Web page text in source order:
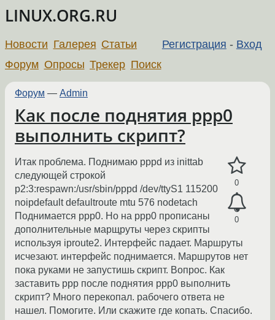
LINUX.ORG.RU
Регистрация - Вход
Новости Галерея Статьи
Форум Опросы Трекер Поиск
Форум — Admin
Как после поднятия ppp0
выполнить скрипт?
0
0
Итак проблема. Поднимаю pppd из inittab
следующей строкой
p2:3:respawn:/usr/sbin/pppd /dev/ttyS1 115200
noipdefault defaultroute mtu 576 nodetach
Поднимается ppp0. Но на ррр0 прописаны
дополнительные марщруты через скрипты
используя iproute2. Интерфейс падает. Маршруты
исчезают. интерфейс поднимается. Маршрутов нет
пока руками не запустишь скрипт. Вопрос. Как
заставить ppp после поднятия ppp0 выполнить
скрипт? Много перекопал. рабочего ответа не
нашел. Помогите. Или скажите где копать. Спасибо.